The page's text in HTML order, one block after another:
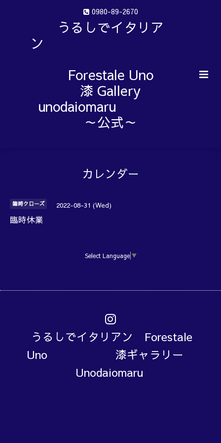
0980-89-2670
うるしでイタリア
ン
Forestale Uno
漆 Gallery
unodaiomaru
～公式～
カレンダー
臨時クローズ 2022-08-31 (Wed)
臨時休業
Select Language ▼
うるしでイタリアン Forestale
Uno 漆ギャラリー
Unodaiomaru